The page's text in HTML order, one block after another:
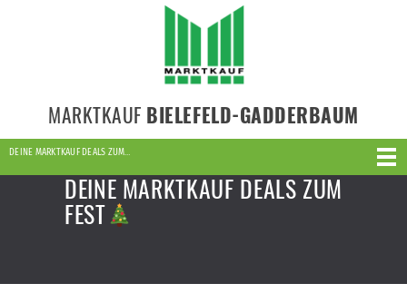
MARKTKAUF BIELEFELD-GADDERBAUM
DEINE MARKTKAUF DEALS ZUM…
DEINE MARKTKAUF DEALS ZUM
FEST